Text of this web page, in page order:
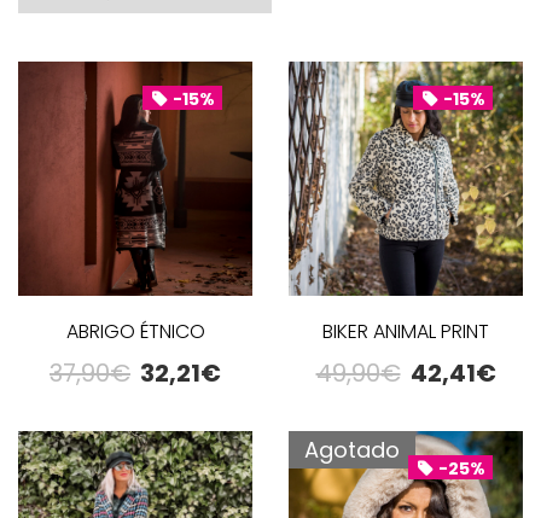
-15%
ABRIGO ÉTNICO
37,90€ 32,21€
-15%
BIKER ANIMAL PRINT
49,90€ 42,41€
Agotado
-25%